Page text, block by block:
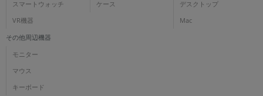
スマートウォッチ
VR機器
ケース デスクトップ
Mac
その他周辺機器
モニター
マウス
キーボード